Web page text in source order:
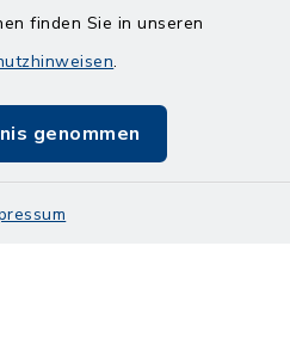
finden Sie in unseren
.
genommen